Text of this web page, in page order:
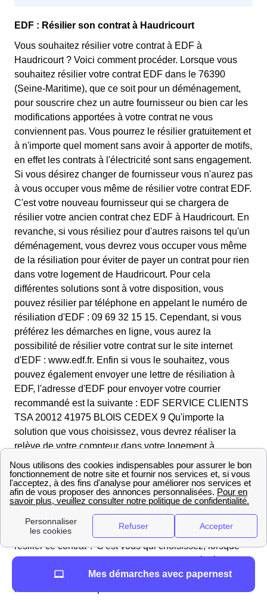
EDF : Résilier son contrat à Haudricourt
Vous souhaitez résilier votre contrat à EDF à
Haudricourt ? Voici comment procéder. Lorsque vous
souhaitez résilier votre contrat EDF dans le 76390
(Seine-Maritime), que ce soit pour un déménagement,
pour souscrire chez un autre fournisseur ou bien car les
modifications apportées à votre contrat ne vous
conviennent pas. Vous pourrez le résilier gratuitement et
à n'importe quel moment sans avoir à apporter de motifs,
en effet les contrats à l'électricité sont sans engagement.
Si vous désirez changer de fournisseur vous n'aurez pas
à vous occuper vous même de résilier votre contrat EDF.
C'est votre nouveau fournisseur qui se chargera de
résilier votre ancien contrat chez EDF à Haudricourt. En
revanche, si vous résiliez pour d'autres raisons tel qu'un
déménagement, vous devrez vous occuper vous même
de la résiliation pour éviter de payer un contrat pour rien
dans votre logement de Haudricourt. Pour cela
différentes solutions sont à votre disposition, vous
pouvez résilier par téléphone en appelant le numéro de
résiliation d'EDF : 09 69 32 15 15. Cependant, si vous
préférez les démarches en ligne, vous aurez la
possibilité de résilier votre contrat sur le site internet
d'EDF : www.edf.fr. Enfin si vous le souhaitez, vous
pouvez également envoyer une lettre de résiliation à
EDF, l'adresse d'EDF pour envoyer votre courrier
recommandé est la suivante : EDF SERVICE CLIENTS
TSA 20012 41975 BLOIS CEDEX 9 Qu'importe la
solution que vous choisissez, vous devrez réaliser la
relève de votre compteur dans votre logement à
Haudricourt pour qu'EDF puisse clôturer votre contrat. Il
n'y a effectivement pas de frais pour résilier un contrat à
l'électricité d'EDF, vous n'aurez qu'à régler une facture
de régularisation, ce qui est tout à fait normal lors de la
fermeture d'un contrat d'électricité dans le 76390 et dans
toute la France. Mais quand est-ce que vous devez
résilier ce contrat ? C'est vous qui choisissez, lorsque
vous changez de fournisseur ou que vous déménagez et
choisissez une offre concurrente, votre contrat sera
résilier à la date où prendra effet votre nouveau contrat.
Mes démarches avec papernest